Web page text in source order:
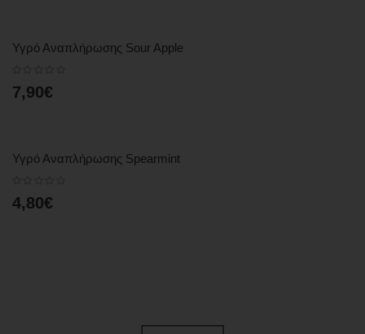
Υγρό Αναπλήρωσης Sour Apple
7,90€
Υγρό Αναπλήρωσης Spearmint
4,80€